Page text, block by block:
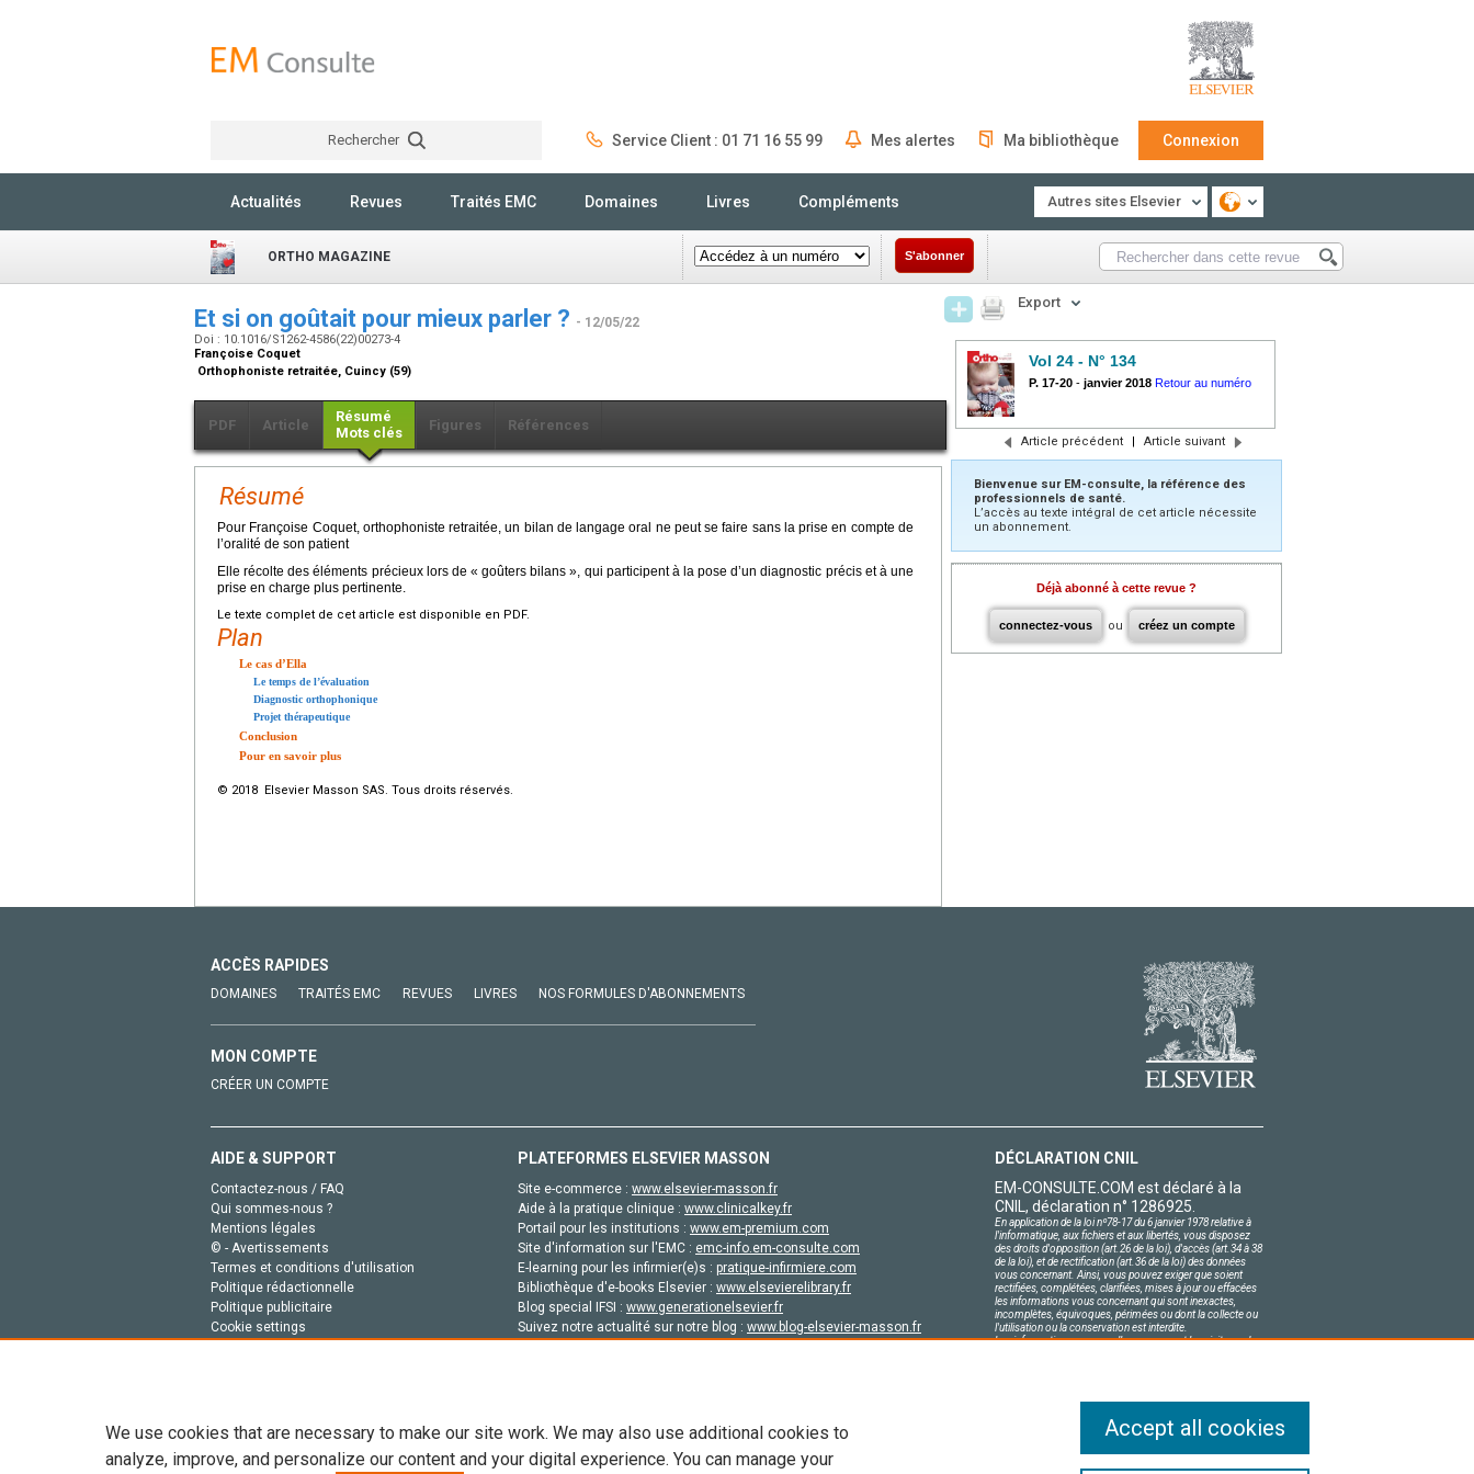
Rechercher Service Client : 01 71 16 55 99 Mes alertes Ma bibliothèque Connexion
Actualités Revues Traités EMC Domaines Livres Compléments Autres sites Elsevier
ORTHO MAGAZINE S'abonner
Et si on goûtait pour mieux parler ? - 12/05/22
Doi : 10.1016/S1262-4586(22)00273-4
Françoise Coquet
Orthophoniste retraitée, Cuincy (59)
PDF Article
Résumé
Mots clés
Figures Références
Résumé
Pour Françoise Coquet, orthophoniste retraitée, un bilan de langage oral ne peut se faire sans la prise en compte de
l’oralité de son patient
Elle récolte des éléments précieux lors de « goûters bilans », qui participent à la pose d’un diagnostic précis et à une
prise en charge plus pertinente.
Le texte complet de cet article est disponible en PDF.
Plan
Le cas d’Ella
Le temps de l’évaluation
Diagnostic orthophonique
Projet thérapeutique
Conclusion
Pour en savoir plus
© 2018 Elsevier Masson SAS. Tous droits réservés.
Export
Vol 24 - N° 134
P. 17-20 - janvier 2018 Retour au numéro
Article précédent | Article suivant
Bienvenue sur EM-consulte, la référence des
professionnels de santé.
L’accès au texte intégral de cet article nécessite
un abonnement.
Déjà abonné à cette revue ?
connectez-vous ou créez un compte
ACCÈS RAPIDES
DOMAINES TRAITÉS EMC REVUES LIVRES NOS FORMULES D'ABONNEMENTS
MON COMPTE
CRÉER UN COMPTE
AIDE & SUPPORT
Contactez-nous / FAQ
Qui sommes-nous ?
Mentions légales
© - Avertissements
Termes et conditions d'utilisation
Politique rédactionnelle
Politique publicitaire
Cookie settings
PLATEFORMES ELSEVIER MASSON
Site e-commerce : www.elsevier-masson.fr
Aide à la pratique clinique : www.clinicalkey.fr
Portail pour les institutions : www.em-premium.com
Site d'information sur l'EMC : emc-info.em-consulte.com
E-learning pour les infirmier(e)s : pratique-infirmiere.com
Bibliothèque d'e-books Elsevier : www.elsevierelibrary.fr
Blog special IFSI : www.generationelsevier.fr
Suivez notre actualité sur notre blog : www.blog-elsevier-masson.fr
DÉCLARATION CNIL
EM-CONSULTE.COM est déclaré à la
CNIL, déclaration n° 1286925.
En application de la loi nº78-17 du 6 janvier 1978 relative à
l'informatique, aux fichiers et aux libertés, vous disposez
des droits d'opposition (art.26 de la loi), d'accès (art.34 à 38
de la loi), et de rectification (art.36 de la loi) des données
vous concernant. Ainsi, vous pouvez exiger que soient
rectifiées, complétées, clarifiées, mises à jour ou effacées
les informations vous concernant qui sont inexactes,
incomplètes, équivoques, périmées ou dont la collecte ou
l'utilisation ou la conservation est interdite.
Les informations personnelles concernant les visiteurs de
We use cookies that are necessary to make our site work. We may also use additional cookies to
analyze, improve, and personalize our content and your digital experience. You can manage your
Accept all cookies